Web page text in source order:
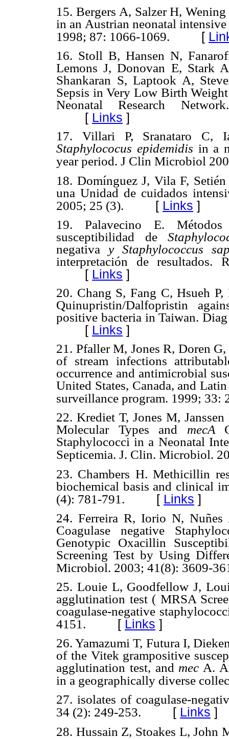
15. Bergers A, Salzer H,
in an Austrian neonatal
1998; 87: 1066-1069.
[
16. Stoll B, Hansen N,
Lemons J, Donovan E, Stark
Shankaran S, Laptook A,
Sepsis in Very Low Birth
Neonatal Research
[ Links ]
17. Villari P, Sranataro C,
Staphylococus epidemidis in a
year period. J Clin Microbiol
18. Domínguez J, Vila F,
una Unidad de cuidados
2005; 25 (3).
[ Links ]
19. Palavecino E.
susceptibilidad de
negativa y Staphylococcus
interpretación de resultados.
[ Links ]
20. Chang S, Fang C, Hsueh
Quinupristin/Dalfopristin
positive bacteria in Taiwan.
[ Links ]
21. Pfaller M, Jones R, Doren
of stream infections
occurrence and antimicrobial
United States, Canada, and
surveillance program. 1999; 33:
22.Krediet T, Jones M,
Molecular Types and mecA
Staphylococci in a Neonatal
Septicemia. J. Clin. Microbiol.
23. Chambers H. Methicillin
biochemical basis and clinical
(4): 781-791.
[ Links ]
24. Ferreira R, Iorio N, Nuñes
Coagulase negative
Genotypic Oxacillin
Screening Test by Using
Microbiol. 2003; 41(8): 3609-
25. Louie L, Goodfellow J,
agglutination test ( MRSA
coagulase-negative
4151.
[ Links ]
26.Yamazumi T, Futura I,
of the Vitek grampositive
agglutination test, and mec A.
in a geographically diverse
27. isolates of coagulase-
34 (2): 249-253.
[ Links ]
28. Hussain Z, Stoakes L, John